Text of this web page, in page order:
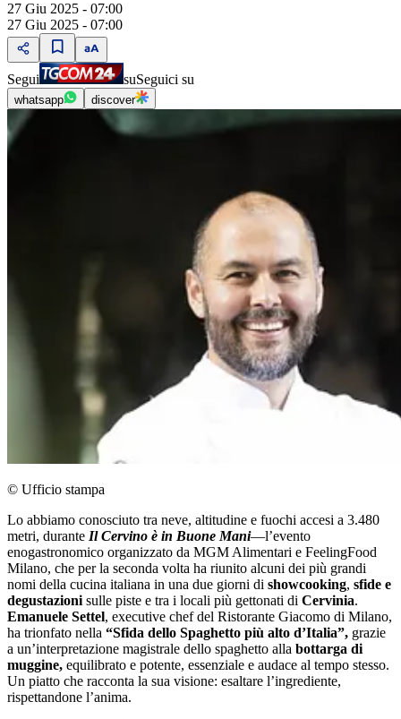
27 Giu 2025 - 07:00
27 Giu 2025 - 07:00
Segui suSeguici su
whatsapp discover
© Ufficio stampa
Lo abbiamo conosciuto tra neve, altitudine e fuochi accesi a 3.480
metri, durante Il Cervino è in Buone Mani—l’evento
enogastronomico organizzato da MGM Alimentari e FeelingFood
Milano, che per la seconda volta ha riunito alcuni dei più grandi
nomi della cucina italiana in una due giorni di showcooking, sfide e
degustazioni sulle piste e tra i locali più gettonati di Cervinia.
Emanuele Settel, executive chef del Ristorante Giacomo di Milano,
ha trionfato nella “Sfida dello Spaghetto più alto d’Italia”, grazie
a un’interpretazione magistrale dello spaghetto alla bottarga di
muggine, equilibrato e potente, essenziale e audace al tempo stesso.
Un piatto che racconta la sua visione: esaltare l’ingrediente,
rispettandone l’anima.